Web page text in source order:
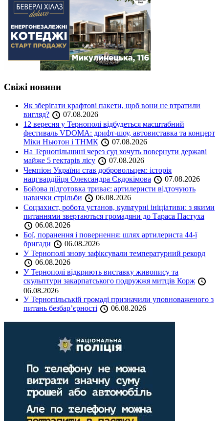
Свіжі новини
Як зберігати крафтові пакети, щоб вони не втратили
вигляд?
07.08.2026
12 вересня у Тернополі відбудеться масштабний
фестиваль VDOMA: дрифт-шоу, автовиставка та концерт
Міки Ньютон і ТНМК
07.08.2026
На Тернопільщині через суд хочуть повернути державі
майже 5 гектарів лісу
07.08.2026
Чемпіон України став добровольцем: історія
нацгвардійця Олександра Євдокімова
07.08.2026
Бойова підготовка триває: артилеристи відточують
навички стрільби
06.08.2026
Соцзахист, робота установ, культурні ініціативи: з якими
питаннями звертаються громадяни до Тараса Пастуха
06.08.2026
Бої, поранення і повернення: шлях артилериста 44-ї
бригади
06.08.2026
У Тернополі знову зафіксували температурний рекорд
06.08.2026
У Тернополі відкриють виставку живопису та
скульптури закарпатського подружжя митців Корж
06.08.2026
У Тернопільській громаді призначили уповноваженого з
питань безбар’єрності
06.08.2026